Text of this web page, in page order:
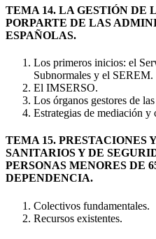
TEMA 14. LA GESTIÓN DE
PORPARTE DE LAS
ESPAÑOLAS.
Los primeros inicios: el
Subnormales y el SEREM.
El IMSERSO.
Los órganos gestores de
Estrategias de mediación y
TEMA 15. PRESTACIONES
SANITARIOS Y DE
PERSONAS MENORES DE
DEPENDENCIA.
Colectivos fundamentales.
Recursos existentes.